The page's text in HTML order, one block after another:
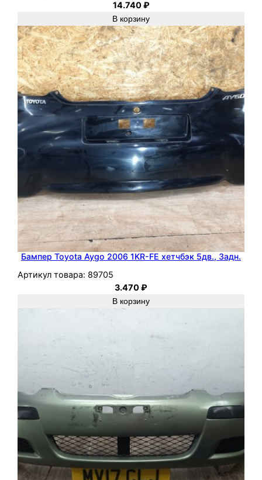
14.740₽
В корзину
Бампер Toyota Aygo 2006 1KR-FE хетчбэк 5дв., Задн.
Артикул товара: 89705
3.470₽
В корзину